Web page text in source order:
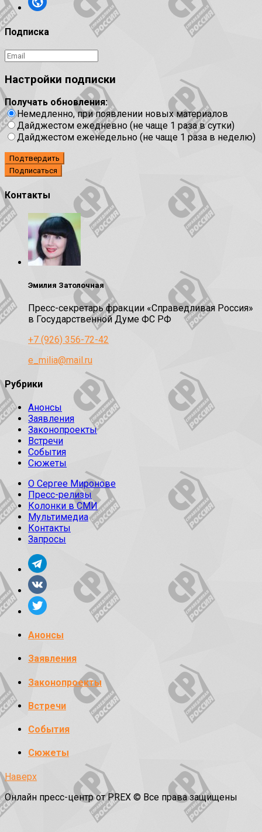
Подписка
Настройки подписки
Получать обновления:
Немедленно, при появлении новых материалов
Дайджестом ежедневно (не чаще 1 раза в сутки)
Дайджестом еженедельно (не чаще 1 раза в неделю)
Подтвердить
Контакты
Эмилия Затолочная
Пресс-секретарь фракции «Справедливая Россия»
в Государственной Думе ФС РФ
+7 (926) 356-72-42
e_milia@mail.ru
Рубрики
Анонсы
Заявления
Законопроекты
Встречи
События
Сюжеты
О Сергее Миронове
Пресс-релизы
Колонки в СМИ
Мультимедиа
Контакты
Запросы
Анонсы
Заявления
Законопроекты
Встречи
События
Сюжеты
Наверх
Онлайн пресс-центр от PREX © Все права защищены